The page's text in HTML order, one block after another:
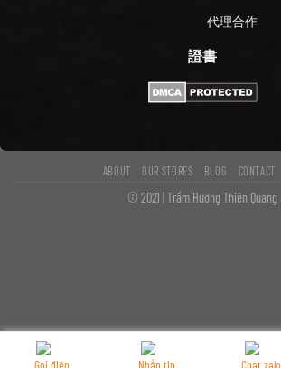
代理合作
證書
ABOUT OUR STORES BLOG CONTACT
© 2021 | Trầm Hương Thiên Quang
Gọi điện Nhắn tin Chat zalo